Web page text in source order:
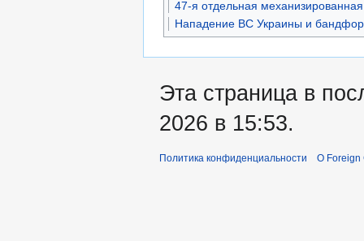
47-я отдельная
Нападение ВС Украины и
Эта страница в
2026 в 15:53.
Политика конфиденциальности О Foreign